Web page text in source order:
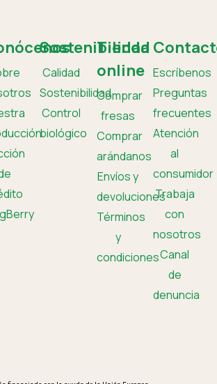
Sostenibilidad
Calidad
Sostenibilidad
Control
biológico
Tienda
online
Comprar
fresas
Comprar
arándanos
Envíos y
devoluciones
Términos
y
condiciones
Escríbenos
Preguntas
frecuentes
Atención
al
consumidor
Trabaja
con
nosotros
Canal
de
denuncia